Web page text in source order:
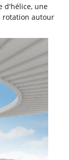
d'hélice, une
rotation autour